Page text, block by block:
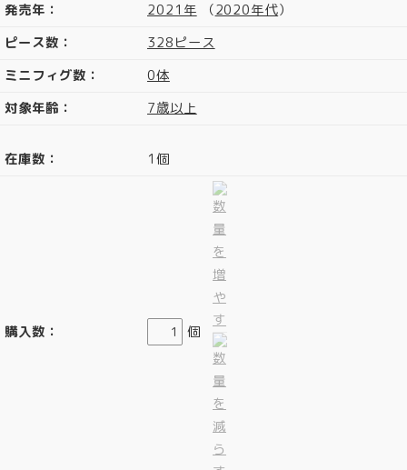
発売年：
2021年 （2020年代）
ピース数：
328ピース
ミニフィグ数：
0体
対象年齢：
7歳以上
在庫数： 1個
購入数： 個